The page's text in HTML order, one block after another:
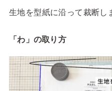
生地を型紙に沿って裁断し
「わ」の取り方